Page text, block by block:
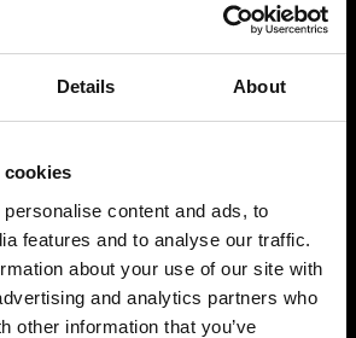
Details About
cookies
content and ads, to
features and to analyse our traffic.
about your use of our site with
and analytics partners who
other information that you’ve
information